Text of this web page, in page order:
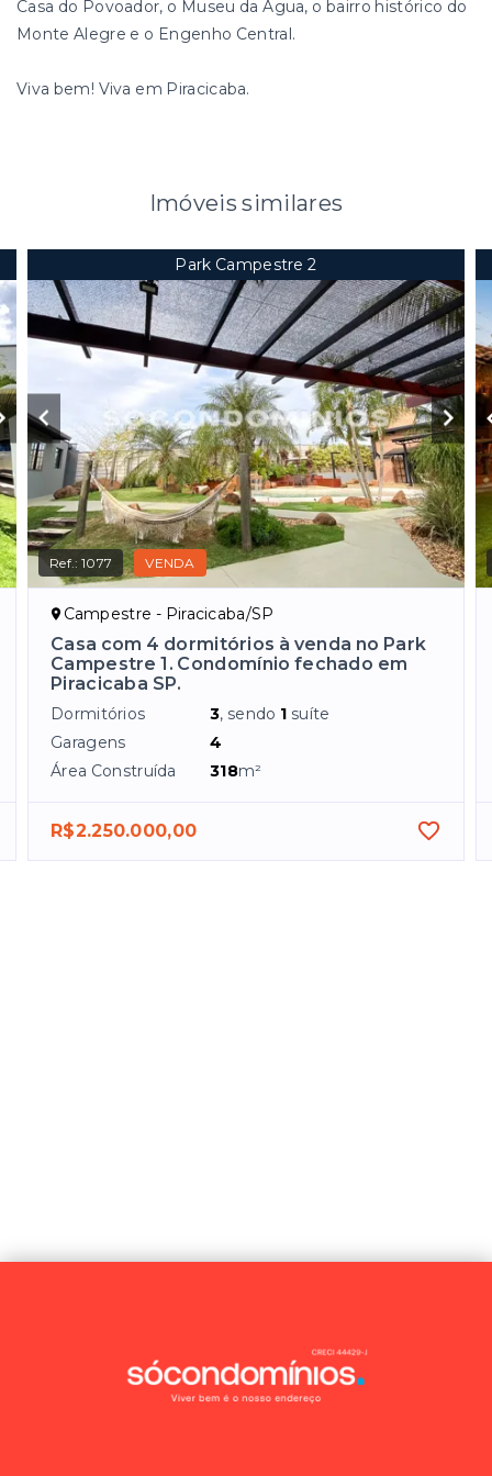
Casa do Povoador, o Museu da Água, o bairro histórico do
Monte Alegre e o Engenho Central.
Viva bem! Viva em Piracicaba.
Imóveis similares
Park Campestre 2
Ref.:1077 VENDA
Campestre - Piracicaba/SP
Casa com 4 dormitórios à venda no Park
Campestre 1. Condomínio fechado em
Piracicaba SP.
Dormitórios 3, sendo 1 suíte
Garagens
4
Área Construída
318m²
R$2.250.000,00